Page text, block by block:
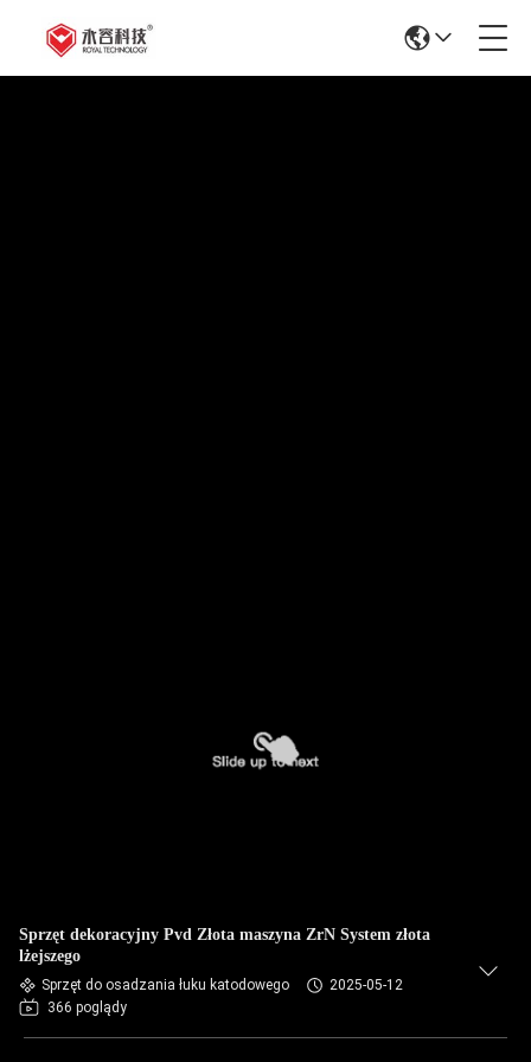
Sprzęt dekoracyjny Pvd Złota maszyna ZrN System złota
lżejszego
Sprzęt do osadzania łuku katodowego
2025-05-12
366 poglądy